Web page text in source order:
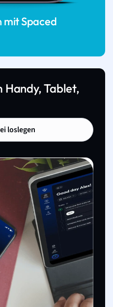
Spaced
Handy, Tablet,
loslegen